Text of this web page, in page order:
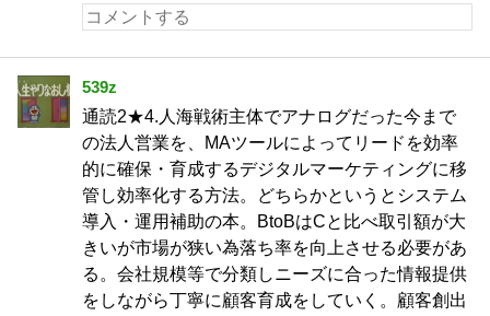
539z
通読2★4.人海戦術主体でアナログだった今まで
の法人営業を、MAツールによってリードを効率
的に確保・育成するデジタルマーケティングに移
管し効率化する方法。どちらかというとシステム
導入・運用補助の本。BtoBはCと比べ取引額が大
きいが市場が狭い為落ち率を向上させる必要があ
る。会社規模等で分類しニーズに合った情報提供
をしながら丁寧に顧客育成をしていく。顧客創出